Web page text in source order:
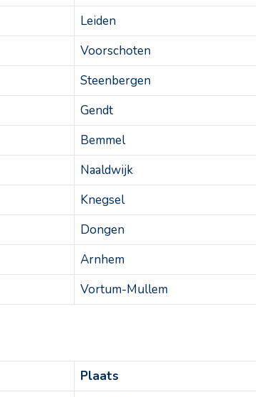
Leiden
Voorschoten
Steenbergen
Gendt
Bemmel
Naaldwijk
Knegsel
Dongen
Arnhem
Vortum-Mullem
Plaats